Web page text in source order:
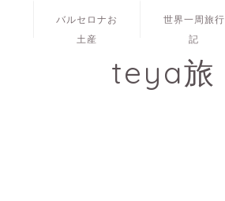
バルセロナお
土産
世界一周旅行
記
teya旅